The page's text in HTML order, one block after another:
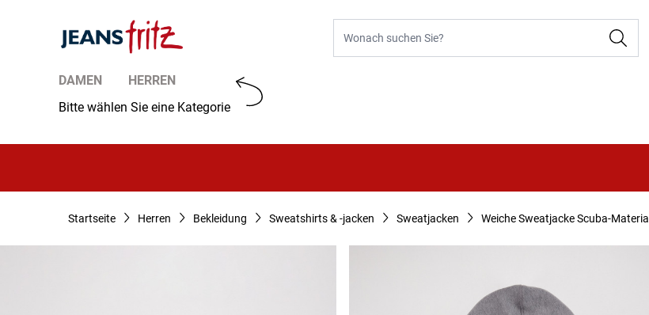
DAMEN
HERREN
Bitte wählen Sie eine Kategorie
Startseite Herren Bekleidung Sweatshirts & -jacken Sweatjacken Weiche Sweatjacke Scuba-Material